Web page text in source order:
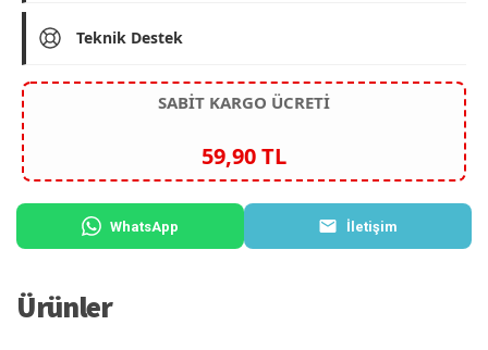
Teknik Destek
SABİT KARGO ÜCRETİ
59,90 TL
WhatsApp İletişim
Ürünler